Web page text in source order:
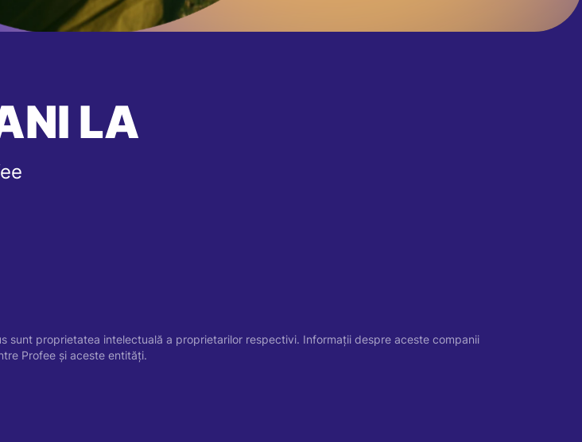
LA
sunt proprietatea intelectuală a proprietarilor respectivi. Informații despre aceste companii
Profee și aceste entități.